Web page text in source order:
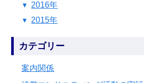
2016年
2015年
カテゴリー
案内関係